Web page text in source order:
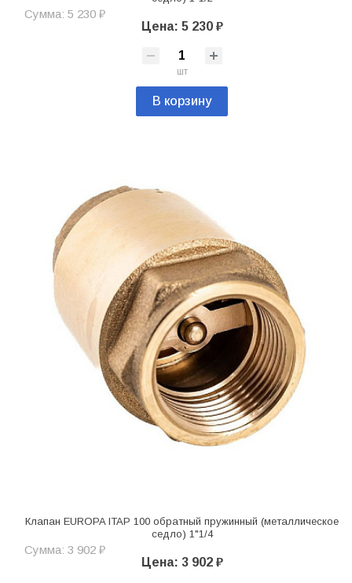
Сумма: 5 230 ₽
Цена: 5 230 ₽
шт
В корзину
Клапан EUROPA ITAP 100 обратный пружинный (металлическое
седло) 1"1/4
Сумма: 3 902 ₽
Цена: 3 902 ₽